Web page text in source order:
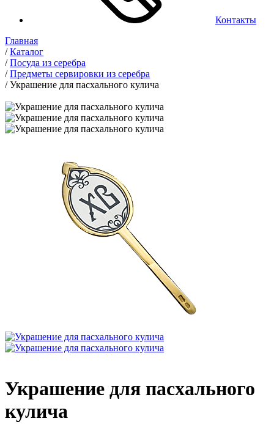
Контакты
Главная
/Каталог
/Посуда из серебра
/Предметы сервировки из серебра
/Украшение для пасхального кулича
Украшение для пасхального
кулича